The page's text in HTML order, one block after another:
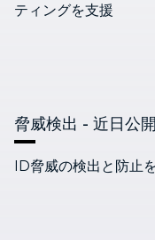
ティングを支援
脅威検出 - 近日公
ID脅威の検出と防止